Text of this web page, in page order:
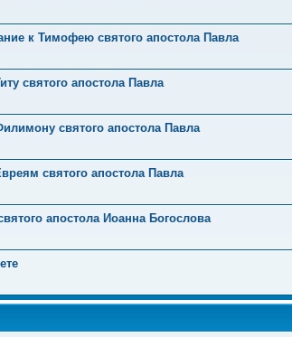
к Тимофею святого апостола Павла
святого апостола Павла
святого апостола Павла
святого апостола Павла
апостола Иоанна Богослова